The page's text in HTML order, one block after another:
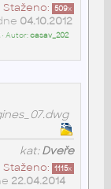
Staženo: 509x
04.10.2012
• Autor:casav_202
kat:Dveře
Staženo: 1115x
22.04.2014